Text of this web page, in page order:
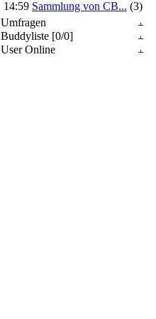
14:59 Sammlung von CB... (3)
Umfragen
Buddyliste [0/0]
User Online